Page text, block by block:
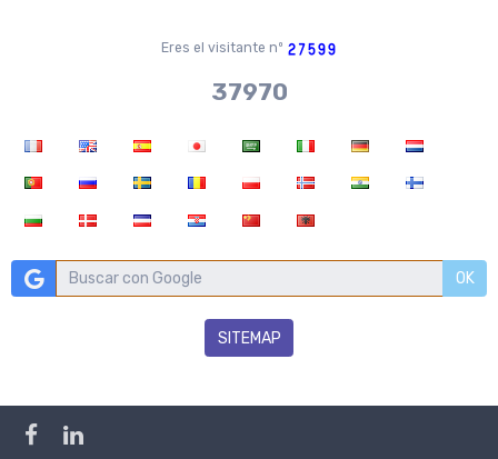
Eres el visitante nº
37970
OK
SITEMAP